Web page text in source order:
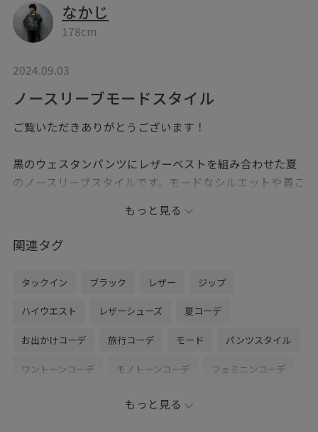
なかじ
178cm
2024.09.03
ノースリーブモードスタイル
ご覧いただきありがとうございます！
黒のウェスタンパンツにレザーベストを組み合わせた夏
のノースリーブスタイルです。モードなシルエットや着こ
※商品カラーはECページをご覧ください。
コーディネートご覧頂きありがとうございます 是非お気
insta→@junred_nakajima
もっと見る
関連タグ
タックイン ブラック レザー ジップ
ハイウエスト レザーシューズ 夏コーデ
お出かけコーデ 旅行コーデ モード パンツスタイル
ワントーンコーデ モノトーンコーデ フェミニンコーデ
JUNRed ウェーブ
もっと見る